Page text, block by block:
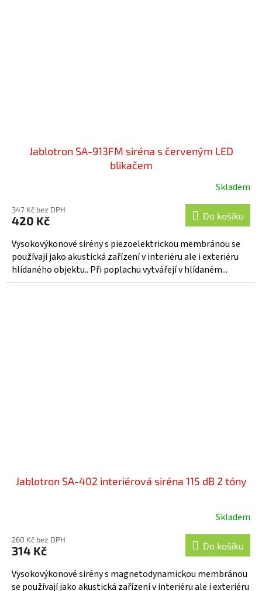
Jablotron SA-913FM siréna s červeným LED
blikačem
produktu
je
3,5
z
5
hvězdiček.
Skladem
347 Kč bez DPH
420 Kč Do košíku
Vysokovýkonové sirény s piezoelektrickou membránou se
používají jako akustická zařízení v interiéru ale i exteriéru
hlídaného objektu.. Při poplachu vytvářejí v hlídaném...
Jablotron SA-402 interiérová siréna 115 dB 2 tóny
Skladem
260 Kč bez DPH
314 Kč Do košíku
Vysokovýkonové sirény s magnetodynamickou membránou
se používají jako akustická zařízení v interiéru ale i exteriéru